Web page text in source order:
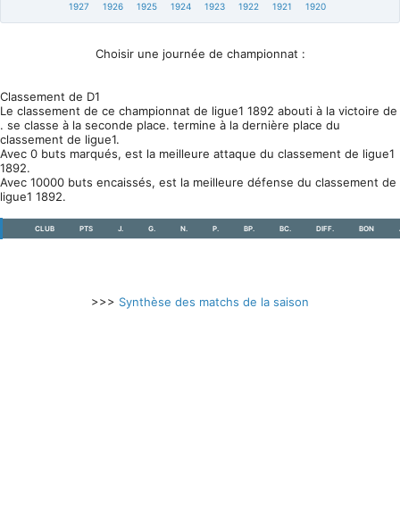
1927
1926 1925 1924 1923 1922 1921 1920
Choisir une journée de championnat :
Classement de D1
Le classement de ce championnat de ligue1 1892 abouti à la victoire de
. se classe à la seconde place. termine à la dernière place du
classement de ligue1.
Avec 0 buts marqués, est la meilleure attaque du classement de ligue1
1892.
Avec 10000 buts encaissés, est la meilleure défense du classement de
ligue1 1892.
CLUB PTS J. G. N. P. BP. BC. DIFF. BON
>>> Synthèse des matchs de la saison